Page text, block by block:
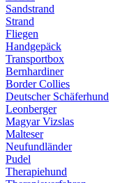
Sandstrand
Strand
Fliegen
Handgepäck
Transportbox
Bernhardiner
Border Collies
Deutscher Schäferhund
Leonberger
Magyar Vizslas
Malteser
Neufundländer
Pudel
Therapiehund